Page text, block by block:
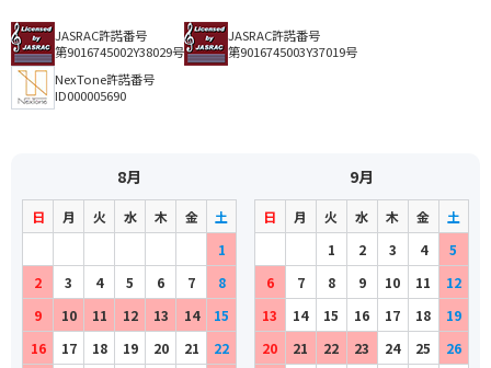
JASRAC許諾番号
第9016745002Y38029号
JASRAC許諾番号
第9016745003Y37019号
NexTone許諾番号
ID000005690
8月
日 月 火 水 木 金
土
1
2
3 4 5 6 7
8
9
10 11 12 13 14
15
16
17 18 19 20 21 22
9月
日 月 火 水 木 金
土
1
2 3 4
5
6
7 8 9 10 11
12
13
14 15 16 17 18
19
20
21 22 23 24 25 26